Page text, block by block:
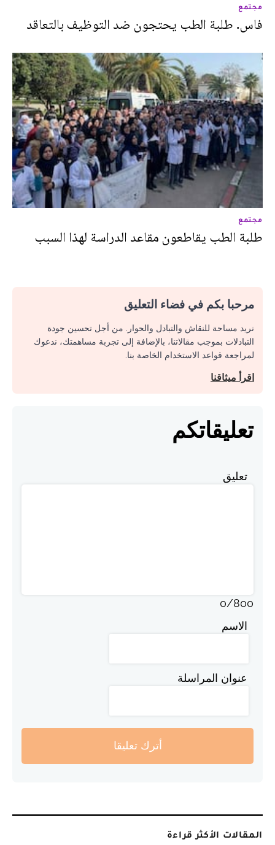
مجتمع
فاس. طلبة الطب يحتجون ضد التوظيف بالتعاقد
مجتمع
طلبة الطب يقاطعون مقاعد الدراسة لهذا السبب
مرحبا بكم في فضاء التعليق
نريد مساحة للنقاش والتبادل والحوار. من أجل تحسين جودة
التبادلات بموجب مقالاتنا، بالإضافة إلى تجربة مساهمتك، ندعوك
لمراجعة قواعد الاستخدام الخاصة بنا.
اقرأ ميثاقنا
تعليقاتكم
تعليق
0/800
الاسم
عنوان المراسلة
أترك تعليقا
المقالات الأكثر قراءة